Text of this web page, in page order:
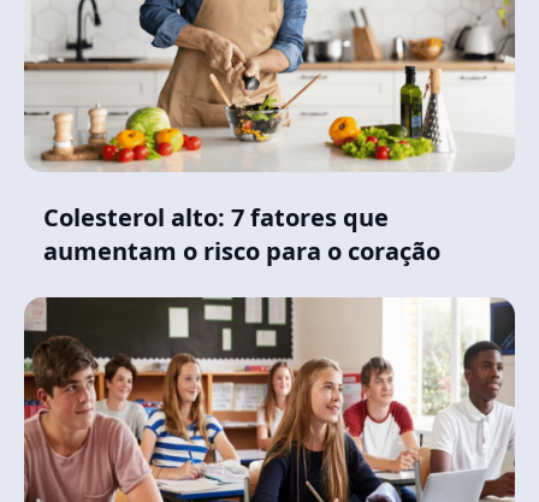
Colesterol alto: 7 fatores que
aumentam o risco para o coração